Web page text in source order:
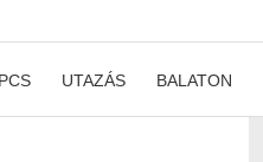
UTAZÁS BALATON